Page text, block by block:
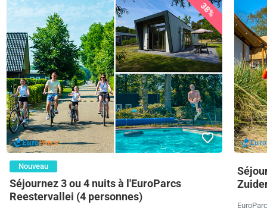
38%
Nouveau
Séjournez 3 ou 4 nuits à l'EuroParcs
Reestervallei (4 personnes)